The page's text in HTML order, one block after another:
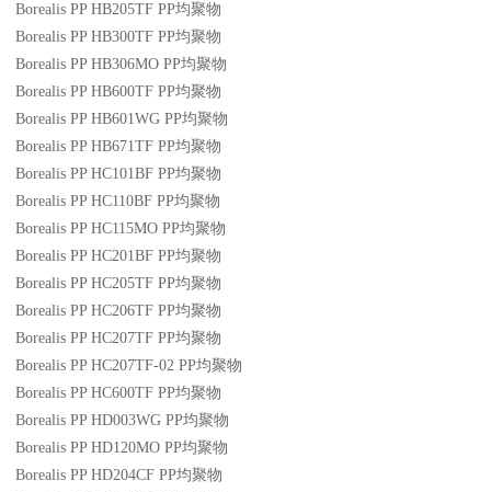
Borealis PP HB205TF PP均聚物
Borealis PP HB300TF PP均聚物
Borealis PP HB306MO PP均聚物
Borealis PP HB600TF PP均聚物
Borealis PP HB601WG PP均聚物
Borealis PP HB671TF PP均聚物
Borealis PP HC101BF PP均聚物
Borealis PP HC110BF PP均聚物
Borealis PP HC115MO PP均聚物
Borealis PP HC201BF PP均聚物
Borealis PP HC205TF PP均聚物
Borealis PP HC206TF PP均聚物
Borealis PP HC207TF PP均聚物
Borealis PP HC207TF-02 PP均聚物
Borealis PP HC600TF PP均聚物
Borealis PP HD003WG PP均聚物
Borealis PP HD120MO PP均聚物
Borealis PP HD204CF PP均聚物